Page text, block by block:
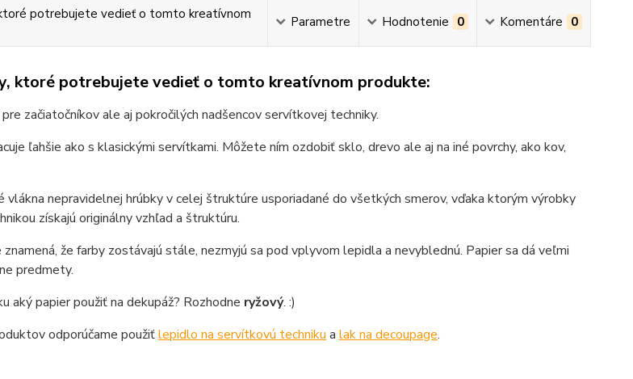
potrebujete vedieť o tomto kreatívnom
Parametre Hodnotenie 0 Komentáre 0
ktoré potrebujete vedieť o tomto kreatívnom produkte:
začiatočníkov ale aj pokročilých nadšencov servítkovej techniky.
ľahšie ako s klasickými servítkami. Môžete ním ozdobiť sklo, drevo ale aj na iné povrchy, ako kov,
vlákna nepravidelnej hrúbky v celej štruktúre usporiadané do všetkých smerov, vďaka ktorým výrobky
získajú originálny vzhľad a štruktúru.
že farby zostávajú stále, nezmyjú sa pod vplyvom lepidla a nevyblednú. Papier sa dá veľmi
predmety.
papier použiť na dekupáž? Rozhodne ryžový. :)
odporúčame použiťlepidlo na servítkovú techniku a lak na decoupage.